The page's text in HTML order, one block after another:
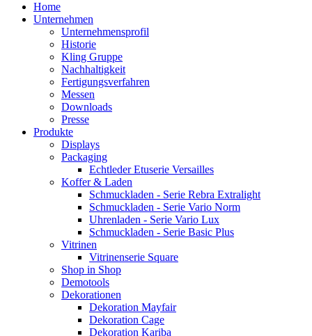
Home
Unternehmen
Unternehmensprofil
Historie
Kling Gruppe
Nachhaltigkeit
Fertigungsverfahren
Messen
Downloads
Presse
Produkte
Displays
Packaging
Echtleder Etuserie Versailles
Koffer & Laden
Schmuckladen - Serie Rebra Extralight
Schmuckladen - Serie Vario Norm
Uhrenladen - Serie Vario Lux
Schmuckladen - Serie Basic Plus
Vitrinen
Vitrinenserie Square
Shop in Shop
Demotools
Dekorationen
Dekoration Mayfair
Dekoration Cage
Dekoration Kariba